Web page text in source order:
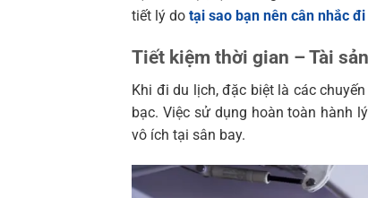
tiết lý do tại sao bạn nên cân nhắc
Tiết kiệm thời gian – Tài
Khi đi du lịch, đặc biệt là các
bạc. Việc sử dụng hoàn toàn hành
vô ích tại sân bay.